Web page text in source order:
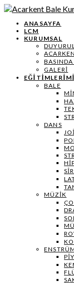
ANASAYFA
LCM
KURUMSAL
GALERİ
BALE
DANS
MÜZIK